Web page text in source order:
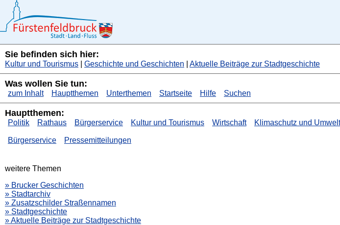
Sie befinden sich hier:
Kultur und Tourismus Geschichte und Geschichten Aktuelle Beiträge zur Stadtgeschichte
Was wollen Sie tun:
zum Inhalt Hauptthemen Unterthemen Startseite Hilfe Suchen
Hauptthemen:
Politik Rathaus Bürgerservice Kultur und Tourismus Wirtschaft Klimaschutz und Umwelt
Bürgerservice Pressemitteilungen
weitere Themen
» Brucker Geschichten
» Stadtarchiv
» Zusatzschilder Straßennamen
» Stadtgeschichte
» Aktuelle Beiträge zur Stadtgeschichte